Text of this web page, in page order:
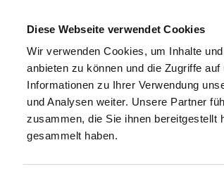
Diese Webseite verwendet Cookies
Wir verwenden Cookies, um Inhalte
anbieten zu können und die Zugriffe
Informationen zu Ihrer Verwendung
und Analysen weiter. Unsere Partner
zusammen, die Sie ihnen bereitgestellt
gesammelt haben.
dennree Produkte
Produktneuheiten
Home